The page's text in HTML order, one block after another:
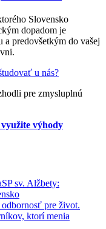
Slovensko
dopadom je
a predovšetkým do vašej
u nás?
pre zmysluplnú
využite výhody